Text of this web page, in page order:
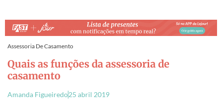
Assessoria De Casamento
Quais as funções da assessoria de
casamento
Amanda Figueiredo25 abril 2019